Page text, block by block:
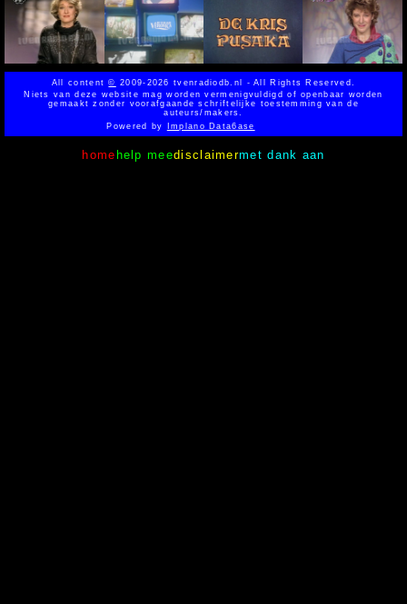
All content© 2009-2026 tvenradiodb.nl - All Rights Reserved.
Niets van deze website mag worden vermenigvuldigd of openbaar worden
gemaakt zonder voorafgaande schriftelijke toestemming van de
auteurs/makers.
Powered byImplano Data6ase
homehelp meedisclaimermet dank aan